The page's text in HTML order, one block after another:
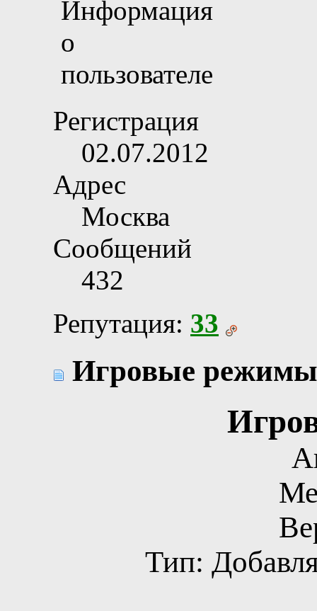
Регистрация
02.07.2012
Адрес
Москва
Сообщений
432
Репутация: 33
Игровые режимы
Тип: